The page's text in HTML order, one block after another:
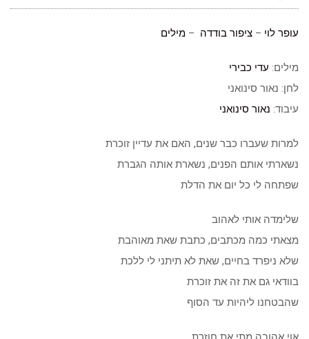
עופר לוי – ציפור בודדה – מילים
מילים: עדי כבירי
לחן: נאור סינואני
עיבוד: נאור סינואני
למרות שעברו כבר שנים, האם את עדיין זוכרת
נשארתי אותם הפנים, נשארת אותה הגברת
שפתחה לי כל יום את הדלת
שלימדה אותי לאהוב
מצאתי כמה מכתבים, כתבת שאת מאוהבת
שלא ניפרד בחיים, שאת לא תיתני לי ללכת
בוודאי גם את זה את זוכרת
שהבטחנו ליהיות עד הסוף